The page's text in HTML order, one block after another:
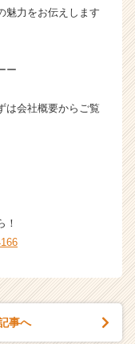
をお伝えします
ー
は会社概要からご覧
！
事へ